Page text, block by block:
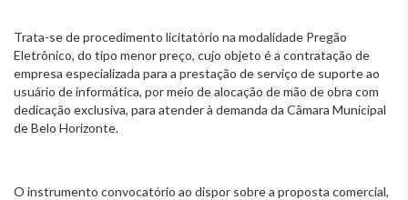
Trata-se de procedimento licitatório na modalidade Pregão
Eletrônico, do tipo menor preço, cujo objeto é a contratação de
empresa especializada para a prestação de serviço de suporte ao
usuário de informática, por meio de alocação de mão de obra com
dedicação exclusiva, para atender à demanda da Câmara Municipal
de Belo Horizonte.
O instrumento convocatório ao dispor sobre a proposta comercial,